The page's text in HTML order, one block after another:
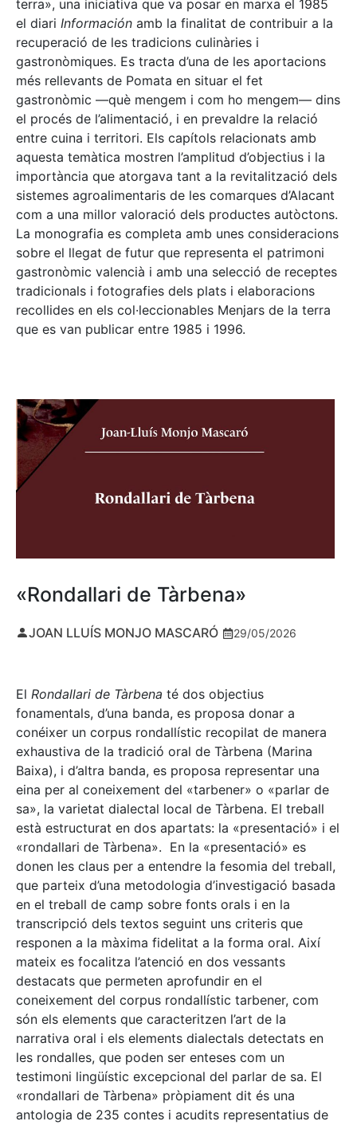
terra», una iniciativa que va posar en marxa el 1985
el diari Información amb la finalitat de contribuir a la
recuperació de les tradicions culinàries i
gastronòmiques. Es tracta d’una de les aportacions
més rellevants de Pomata en situar el fet
gastronòmic —què mengem i com ho mengem— dins
el procés de l’alimentació, i en prevaldre la relació
entre cuina i territori. Els capítols relacionats amb
aquesta temàtica mostren l’amplitud d’objectius i la
importància que atorgava tant a la revitalització dels
sistemes agroalimentaris de les comarques d’Alacant
com a una millor valoració dels productes autòctons.
La monografia es completa amb unes consideracions
sobre el llegat de futur que representa el patrimoni
gastronòmic valencià i amb una selecció de receptes
tradicionals i fotografies dels plats i elaboracions
recollides en els col·leccionables Menjars de la terra
que es van publicar entre 1985 i 1996.
«Rondallari de Tàrbena»
JOAN LLUÍS MONJO MASCARÓ 29/05/2026
El Rondallari de Tàrbena té dos objectius
fonamentals, d’una banda, es proposa donar a
conéixer un corpus rondallístic recopilat de manera
exhaustiva de la tradició oral de Tàrbena (Marina
Baixa), i d’altra banda, es proposa representar una
eina per al coneixement del «tarbener» o «parlar de
sa», la varietat dialectal local de Tàrbena. El treball
està estructurat en dos apartats: la «presentació» i el
«rondallari de Tàrbena». En la «presentació» es
donen les claus per a entendre la fesomia del treball,
que parteix d’una metodologia d’investigació basada
en el treball de camp sobre fonts orals i en la
transcripció dels textos seguint uns criteris que
responen a la màxima fidelitat a la forma oral. Així
mateix es focalitza l’atenció en dos vessants
destacats que permeten aprofundir en el
coneixement del corpus rondallístic tarbener, com
són els elements que caracteritzen l’art de la
narrativa oral i els elements dialectals detectats en
les rondalles, que poden ser enteses com un
testimoni lingüístic excepcional del parlar de sa. El
«rondallari de Tàrbena» pròpiament dit és una
antologia de 235 contes i acudits representatius de